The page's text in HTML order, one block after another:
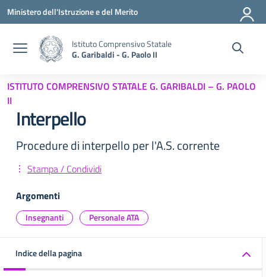
Vai ai contenuti
Vai al menu di navigazione
Vai al footer
Ministero dell'Istruzione e del Merito
Istituto Comprensivo Statale
G. Garibaldi - G. Paolo II
ISTITUTO COMPRENSIVO STATALE G. GARIBALDI – G. PAOLO
II
Interpello
Procedure di interpello per l'A.S. corrente
Stampa / Condividi
Argomenti
Insegnanti Personale ATA
Indice della pagina